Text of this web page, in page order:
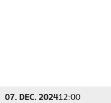
07. DEC. 202412:00